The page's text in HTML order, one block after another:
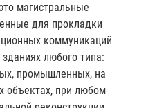
магистральные
для прокладки
коммуникаций
любого типа:
промышленных, на
объектах, при любом